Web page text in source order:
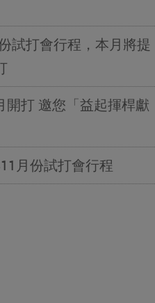
試打會行程，本月將提
開打 邀您「益起揮桿獻
月份試打會行程